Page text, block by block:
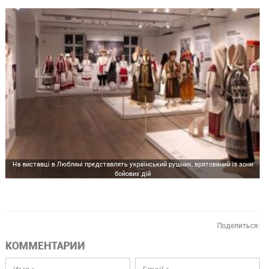
На виставці в Любляні представлять український рушник, врятований із зони
бойових дій
Поделиться:
КОММЕНТАРИИ